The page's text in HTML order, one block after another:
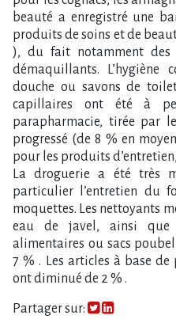
beauté a enregistré une
produits de soins et de
), du fait notamment des
démaquillants.
douche ou savons de
capillaires ont été à
parapharmacie, tirée par
progressé (de 8 % en
pour les produits
La droguerie a été très
particulier l’entretien du
moquettes. Les nettoyants
eau de javel, ainsi que
alimentaires ou sacs
7 % . Les articles à base
ont diminué de 2 % .
Partager sur: